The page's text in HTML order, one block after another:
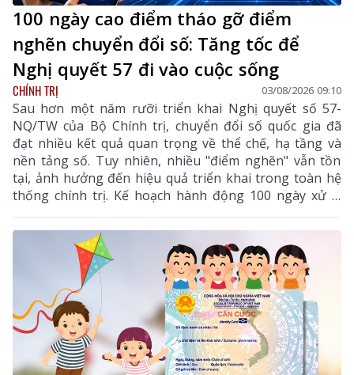
100 ngày cao điểm tháo gỡ điểm
nghẽn chuyển đổi số: Tăng tốc để
Nghị quyết 57 đi vào cuộc sống
CHÍNH TRỊ 03/08/2026 09:10
Sau hơn một năm rưỡi triển khai Nghị quyết số 57-
NQ/TW của Bộ Chính trị, chuyển đổi số quốc gia đã
đạt nhiều kết quả quan trọng về thể chế, hạ tầng và
nền tảng số. Tuy nhiên, nhiều "điểm nghẽn" vẫn tồn
tại, ảnh hưởng đến hiệu quả triển khai trong toàn hệ
thống chính trị. Kế hoạch hành động 100 ngày xử lý
các điểm nghẽn về chuyển đổi số được xác định là đợt
cao điểm nhằm tạo bước chuyển mạnh mẽ, đưa
chuyển đổi số đi vào thực chất.